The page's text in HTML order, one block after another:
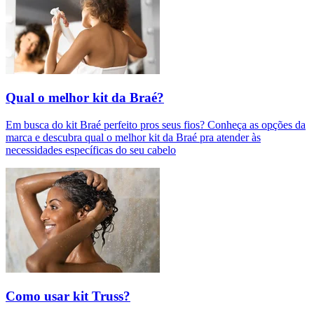
Qual o melhor kit da Braé?
Em busca do kit Braé perfeito pros seus fios? Conheça as opções da
marca e descubra qual o melhor kit da Braé pra atender às
necessidades específicas do seu cabelo
Como usar kit Truss?